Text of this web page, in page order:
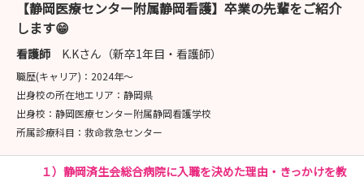
・看護体験
・看護師との交流会
・院内見学 等
📍持ち物
・マスク
・手指消毒剤およびフェイスシールド（実習で使用してい
るものがあれば）
・筆記用具
【静岡医療センター附属静岡看護】卒業の先輩をご紹介
します😁
看護師 K.Kさん（新卒1年目・看護師）
職歴(キャリア)： 2024年〜
出身校の所在地エリア： 静岡県
出身校： 静岡医療センター附属静岡看護学校
所属診療科目： 救命救急センター
１）静岡済生会総合病院に入職を決めた理由・きっかけを教